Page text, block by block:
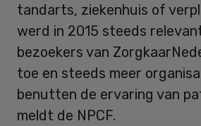
tandarts, ziekenhuis of
werd in 2015 steeds
bezoekers van
toe en steeds meer
benutten de ervaring van
meldt de NPCF.